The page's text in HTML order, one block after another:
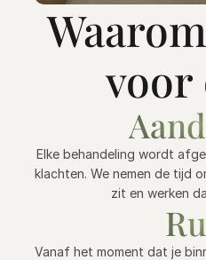
voor
Elke behandeling wordt
klachten. We nemen de tijd
zit en werken
Vanaf het moment dat je